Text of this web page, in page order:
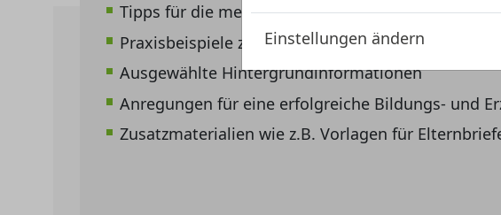
Tipps für die medienpädagogische Arbeit mit
Praxisbeispiele zum selber ausprobieren (in den
Ausgewählte Hintergrundinformationen
Anregungen für eine erfolgreiche Bildungs- und
Zusatzmaterialien wie z.B. Vorlagen für
Einstellungen ändern